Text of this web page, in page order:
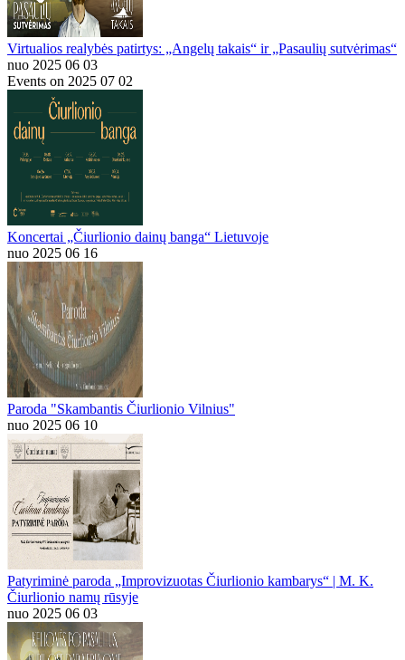
Virtualios realybės patirtys: „Angelų takais“ ir „Pasaulių sutvėrimas“
nuo 2025 06 03
Events on 2025 07 02
Koncertai „Čiurlionio dainų banga“ Lietuvoje
nuo 2025 06 16
Paroda "Skambantis Čiurlionio Vilnius"
nuo 2025 06 10
Patyriminė paroda „Improvizuotas Čiurlionio kambarys“ | M. K.
Čiurlionio namų rūsyje
nuo 2025 06 03